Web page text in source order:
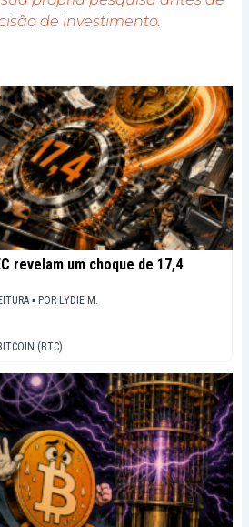
du marché, de relayer les
technologiques et de mettre
en marche.
de investimento.
revelam um choque de 17,4
▪ POR LYDIE M.
(BTC)